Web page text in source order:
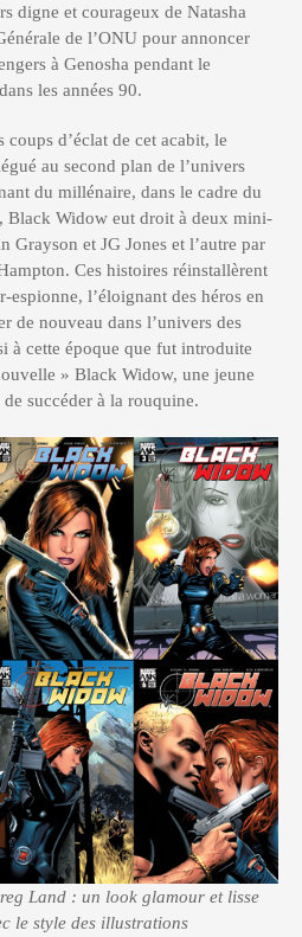
digne et courageux de Natasha
de l’ONU pour annoncer
à Genosha pendant le
les années 90.
coups d’éclat de cet acabit, le
au second plan de l’univers
du millénaire, dans le cadre du
Black Widow eut droit à deux mini-
Grayson et JG Jones et l’autre par
Ces histoires réinstallèrent
espionne, l’éloignant des héros en
de nouveau dans l’univers des
à cette époque que fut introduite
» Black Widow, une jeune
succéder à la rouquine.
Land : un look glamour et lisse
le style des illustrations